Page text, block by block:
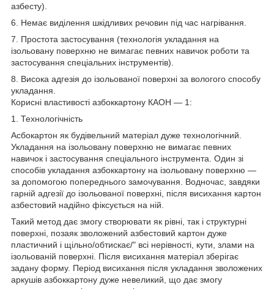
азбесту).
6. Немає виділення шкідливих речовин під час нагрівання.
7. Простота застосування (технологія укладання на
ізольовану поверхню не вимагає певних навичок роботи та
застосування спеціальних інструментів).
8. Висока адгезія до ізольованої поверхні за вологого способу
укладання.
Корисні властивості азбоккартону КАОН — 1:
1. Технологічність
Асбокартон як будівельний матеріал дуже технологічний.
Укладання на ізольовану поверхню не вимагає певних
навичок і застосування спеціального інструмента. Один зі
способів укладання азбоккартону на ізольовану поверхню —
за допомогою попереднього замочування. Водночас, завдяки
гарній адгезії до ізольованої поверхні, після висихання картон
азбестовий надійно фіксується на ній.
Такий метод дає змогу створювати як рівні, так і структурні
поверхні, позаяк зволожений азбестовий картон дуже
пластичний і щільно/обтискає/" всі нерівності, кути, злами на
ізольованій поверхні. Після висихання матеріал зберігає
задану форму. Період висихання після укладання зволожених
аркушів азбоккартону дуже невеликий, що дає змогу